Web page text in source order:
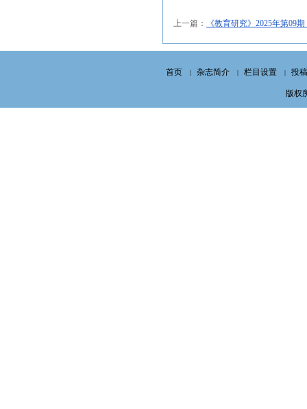
上一篇： 《教育研究》2025年第09
首页 | 杂志简介 | 栏目设置 | 投
版权